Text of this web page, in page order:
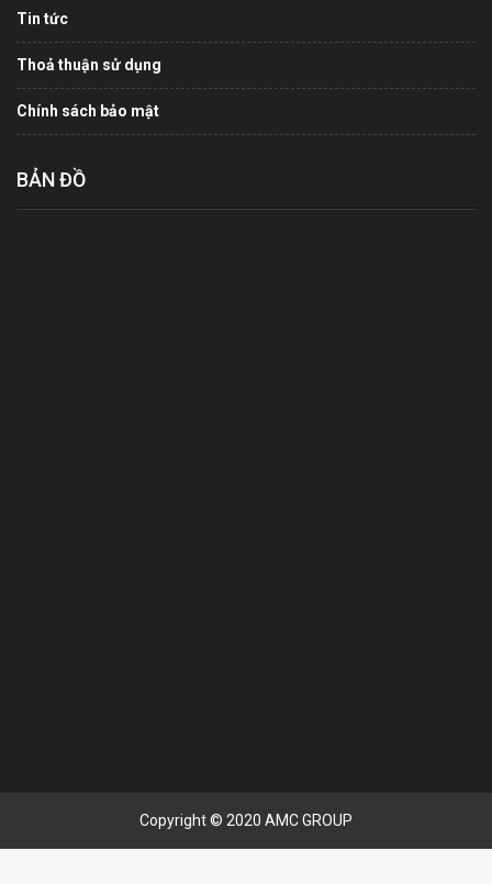
Tin tức
Thoả thuận sử dụng
Chính sách bảo mật
BẢN ĐỒ
Copyright © 2020 AMC GROUP